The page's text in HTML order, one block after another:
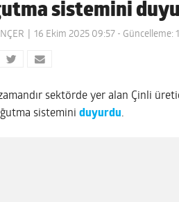
sistemini
16 Ekim 2025 09:57 - Güncelleme:
sektörde yer alan Çinli
sistemini duyurdu.